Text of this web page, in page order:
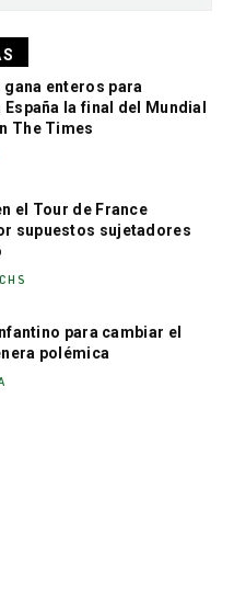
gana enteros para
la final del Mundial
The Times
el Tour de France
supuestos sujetadores
para cambiar el
polémica